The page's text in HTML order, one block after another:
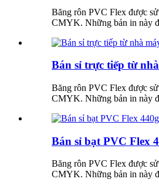
Băng rôn PVC Flex được
CMYK. Những bản in này
Bán sỉ trực tiếp từ
Băng rôn PVC Flex được
CMYK. Những bản in này
Bán sỉ bạt PVC Flex
Băng rôn PVC Flex được
CMYK. Những bản in này